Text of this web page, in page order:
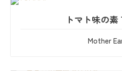
トマト味の素
Mother